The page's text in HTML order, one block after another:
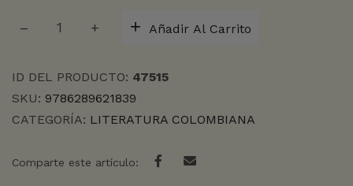
LA
Añadir Al Carrito
ID DEL PRODUCTO: 47515
SKU: 9786289621839
CATEGORÍA: LITERATURA COLOMBIANA
Comparte este artículo: